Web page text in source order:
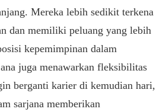
Mereka lebih sedikit terkena
dan memiliki peluang yang lebih
kepemimpinan dalam
juga menawarkan fleksibilitas
berganti karier di kemudian hari,
sarjana memberikan